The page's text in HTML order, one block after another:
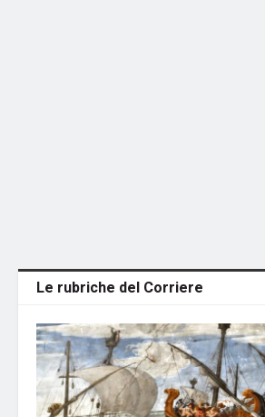
Le rubriche del Corriere